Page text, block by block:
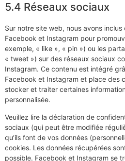
5.4 Réseaux sociaux
Sur notre site web, nous avons
Facebook et Instagram pour
exemple, « like », « pin ») ou les
« tweet ») sur des réseaux sociaux
Instagram. Ce contenu est intégré
Facebook et Instagram et place des
stocker et traiter certaines
personnalisée.
Veuillez lire la déclaration de
sociaux (qui peut être modifiée
qu’ils font de vos données
cookies. Les données récupérées
possible. Facebook et Instagram se